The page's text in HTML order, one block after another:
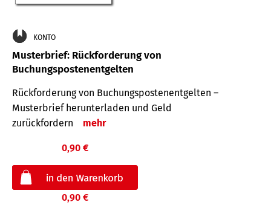
KONTO
Musterbrief: Rückforderung von
Buchungspostenentgelten
Rückforderung von Buchungspostenentgelten –
Musterbrief herunterladen und Geld
zurückfordern
mehr
0,90 €
0,90 €